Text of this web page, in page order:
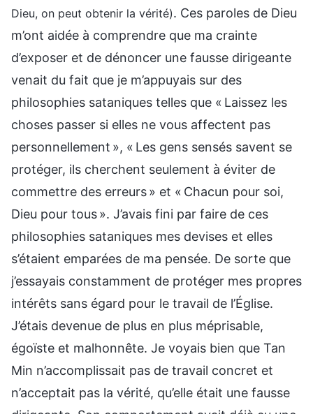
Dieu, on peut obtenir la vérité). Ces paroles de Dieu
m’ont aidée à comprendre que ma crainte
d’exposer et de dénoncer une fausse dirigeante
venait du fait que je m’appuyais sur des
philosophies sataniques telles que « Laissez les
choses passer si elles ne vous affectent pas
personnellement », « Les gens sensés savent se
protéger, ils cherchent seulement à éviter de
commettre des erreurs » et « Chacun pour soi,
Dieu pour tous ». J’avais fini par faire de ces
philosophies sataniques mes devises et elles
s’étaient emparées de ma pensée. De sorte que
j’essayais constamment de protéger mes propres
intérêts sans égard pour le travail de l’Église.
J’étais devenue de plus en plus méprisable,
égoïste et malhonnête. Je voyais bien que Tan
Min n’accomplissait pas de travail concret et
n’acceptait pas la vérité, qu’elle était une fausse